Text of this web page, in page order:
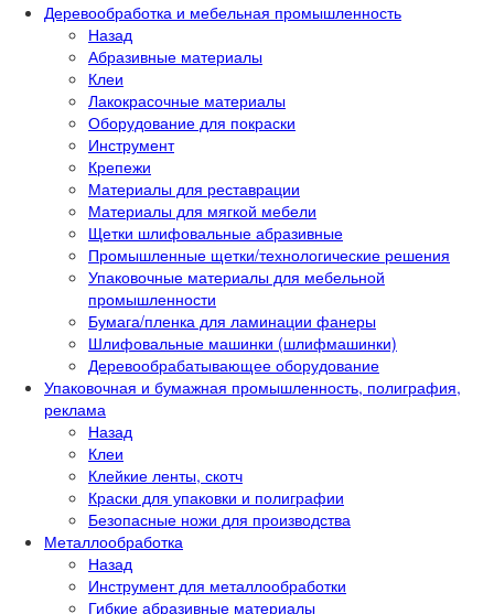
Деревообработка и мебельная промышленность
Назад
Абразивные материалы
Клеи
Лакокрасочные материалы
Оборудование для покраски
Инструмент
Крепежи
Материалы для реставрации
Материалы для мягкой мебели
Щетки шлифовальные абразивные
Промышленные щетки/технологические решения
Упаковочные материалы для мебельной
промышленности
Бумага/пленка для ламинации фанеры
Шлифовальные машинки (шлифмашинки)
Деревообрабатывающее оборудование
Упаковочная и бумажная промышленность, полиграфия,
реклама
Назад
Клеи
Клейкие ленты, скотч
Краски для упаковки и полиграфии
Безопасные ножи для производства
Металлообработка
Назад
Инструмент для металлообработки
Гибкие абразивные материалы